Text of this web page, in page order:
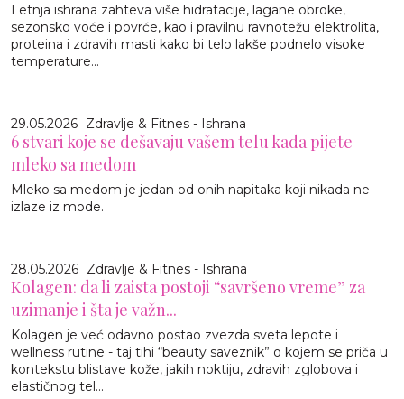
Letnja ishrana zahteva više hidratacije, lagane obroke,
sezonsko voće i povrće, kao i pravilnu ravnotežu elektrolita,
proteina i zdravih masti kako bi telo lakše podnelo visoke
temperature...
29.05.2026 Zdravlje & Fitnes - Ishrana
6 stvari koje se dešavaju vašem telu kada pijete
mleko sa medom
Mleko sa medom je jedan od onih napitaka koji nikada ne
izlaze iz mode.
28.05.2026 Zdravlje & Fitnes - Ishrana
Kolagen: da li zaista postoji “savršeno vreme” za
uzimanje i šta je važn...
Kolagen je već odavno postao zvezda sveta lepote i
wellness rutine - taj tihi “beauty saveznik” o kojem se priča u
kontekstu blistave kože, jakih noktiju, zdravih zglobova i
elastičnog tel...